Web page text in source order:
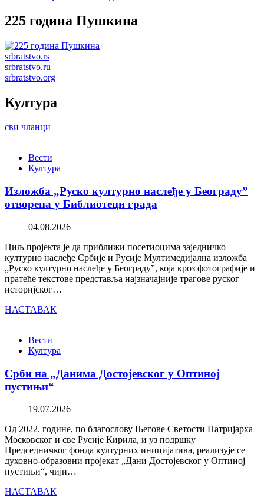
225 година Пушкина
srbratstvo.rs
srbratstvo.ru
srbratstvo.org
Култура
сви чланци
Вести
Култура
Изложба „Руско културно наслеђе у Београду”
отворена у Библиотеци града
04.08.2026
Циљ пројекта је да приближи посетиоцима заједничко
културно наслеђе Србије и Русије Мултимедијална изложба
„Руско културно наслеђе у Београду”, која кроз фотографије и
пратеће текстове представља најзначајније трагове руског
историјског…
НАСТАВАК
Вести
Култура
Срби на „Данима Достојевског у Оптиној
пустињи“
19.07.2026
Од 2022. године, по благослову Његове Светости Патријарха
Московског и све Русије Кирила, и уз подршку
Председничког фонда културних иницијатива, реализује се
духовно-образовни пројекат „Дани Достојевског у Оптиној
пустињи“, чији…
НАСТАВАК